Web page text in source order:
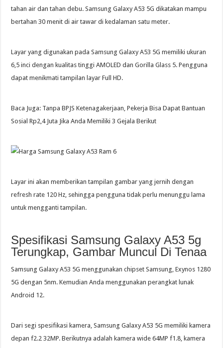
tahan air dan tahan debu. Samsung Galaxy A53 5G dikatakan mampu
bertahan 30 menit di air tawar di kedalaman satu meter.
Layar yang digunakan pada Samsung Galaxy A53 5G memiliki ukuran
6,5 inci dengan kualitas tinggi AMOLED dan Gorilla Glass 5. Pengguna
dapat menikmati tampilan layar Full HD.
Baca Juga: Tanpa BPJS Ketenagakerjaan, Pekerja Bisa Dapat Bantuan
Sosial Rp2,4 Juta Jika Anda Memiliki 3 Gejala Berikut
Layar ini akan memberikan tampilan gambar yang jernih dengan
refresh rate 120 Hz, sehingga pengguna tidak perlu menunggu lama
untuk mengganti tampilan.
Spesifikasi Samsung Galaxy A53 5g
Terungkap, Gambar Muncul Di Tenaa
Samsung Galaxy A53 5G menggunakan chipset Samsung, Exynos 1280
5G dengan 5nm. Kemudian Anda menggunakan perangkat lunak
Android 12.
Dari segi spesifikasi kamera, Samsung Galaxy A53 5G memiliki kamera
depan f2.2 32MP. Berikutnya adalah kamera wide 64MP f1.8, kamera